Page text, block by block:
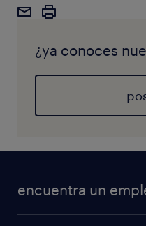
¿ya conoces
encuentra un